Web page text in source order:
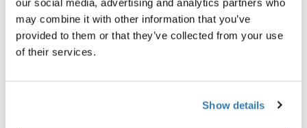
our social media, advertising and analytics partners who
may combine it with other information that you’ve
provided to them or that they’ve collected from your use
of their services.
Show details